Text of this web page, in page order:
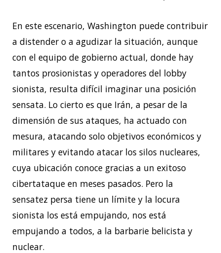
En este escenario, Washington puede contribuir
a distender o a agudizar la situación, aunque
con el equipo de gobierno actual, donde hay
tantos prosionistas y operadores del lobby
sionista, resulta difícil imaginar una posición
sensata. Lo cierto es que Irán, a pesar de la
dimensión de sus ataques, ha actuado con
mesura, atacando solo objetivos económicos y
militares y evitando atacar los silos nucleares,
cuya ubicación conoce gracias a un exitoso
cibertataque en meses pasados. Pero la
sensatez persa tiene un límite y la locura
sionista los está empujando, nos está
empujando a todos, a la barbarie belicista y
nuclear.